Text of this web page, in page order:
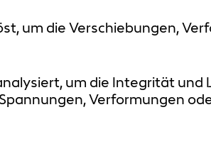
um die Verschiebungen,
um die Integrität
Verformungen